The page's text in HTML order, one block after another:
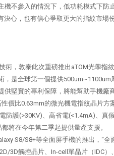
機不參入的情況下，低功耗模式下
心，也有信心爭取更大的指紋市場份
術，敦泰此次重磅推出aTOM光學指
，是全球第一個提供
供堅實的專利保障，將能幫助手機
價比0.63mm的微光機電指紋晶片
防護(>30KV)、高省電(<1.4mA)、
將在今年第二季起提供量產支援。
S8/S8+等全面屏手機的推出，“
3D觸控晶片、In-cell單晶片（IDC